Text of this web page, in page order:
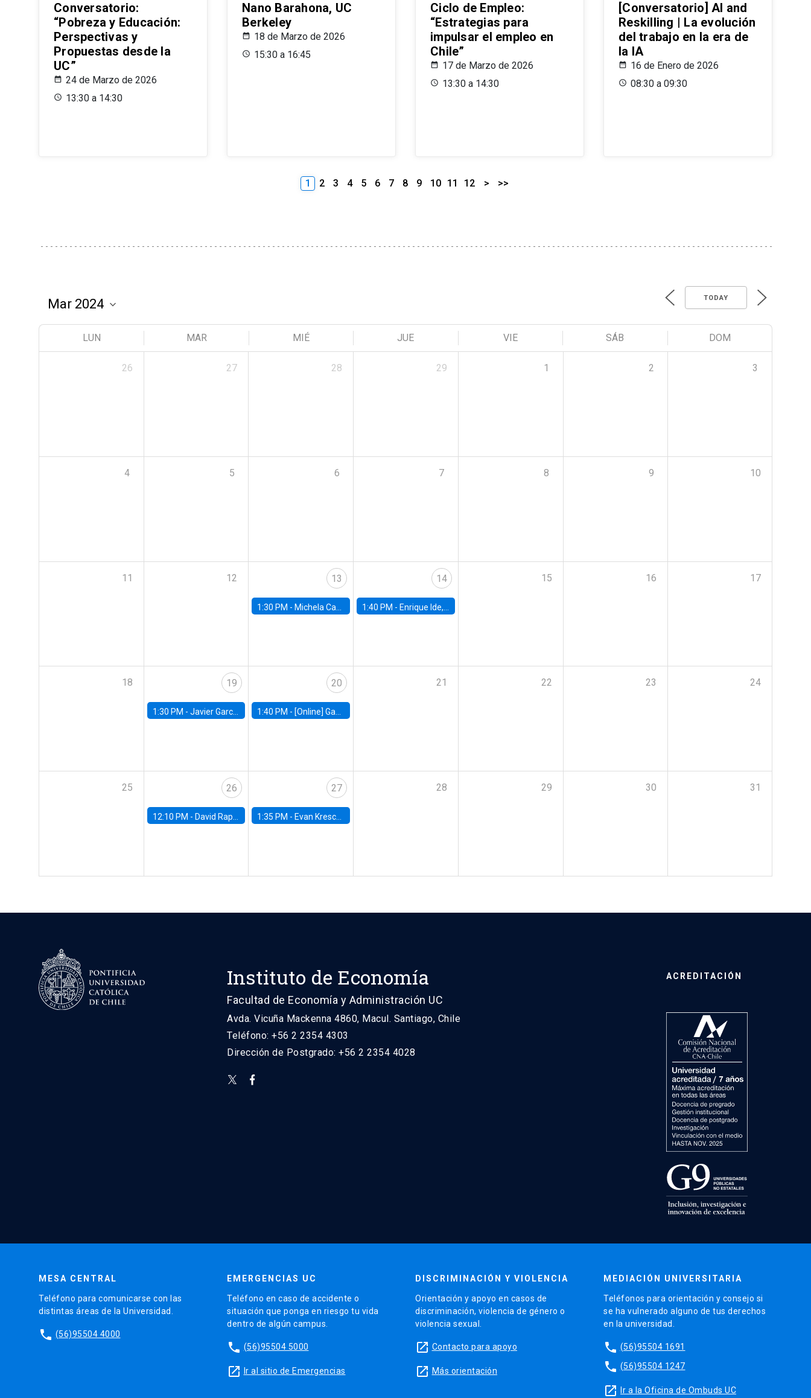
Conversatorio:
“Pobreza y Educación:
Perspectivas y
Propuestas desde la
UC”
24 de Marzo de 2026
13:30 a 14:30
Nano Barahona, UC
Berkeley
18 de Marzo de 2026
15:30 a 16:45
Ciclo de Empleo:
“Estrategias para
impulsar el empleo en
Chile”
17 de Marzo de 2026
13:30 a 14:30
[Conversatorio] AI and
Reskilling | La evolución
del trabajo en la era de
la IA
16 de Enero de 2026
08:30 a 09:30
1 2 3 4 5 6 7 8 9 10 11 12 > >>
TODAY
LUN MAR MIÉ JUE VIE SÁB DOM
26 27 28 29 1 2 3
4 5 6 7 8 9 10
11 12 13
1:30 PM - Michela Carlana, Harvard Kennedy School
14
1:40 PM - Enrique Ide, IESE
15 16 17
18 19
1:30 PM - Javier Garcia Cicco, Universidad de San Andres
20
1:40 PM - [Online] Gabriel Englander, World Bank
21 22 23 24
25 26
12:10 PM - David Rappoport, FED Board
27
1:35 PM - Evan Kresch, Oberlin College
28 29 30 31
Instituto de Economía
Facultad de Economía y Administración UC
Avda. Vicuña Mackenna 4860, Macul. Santiago, Chile
Teléfono: +56 2 2354 4303
Dirección de Postgrado: +56 2 2354 4028
ACREDITACIÓN
MESA CENTRAL
Teléfono para comunicarse con las
distintas áreas de la Universidad.
phone (56)95504 4000
EMERGENCIAS UC
Teléfono en caso de accidente o
situación que ponga en riesgo tu vida
dentro de algún campus.
phone (56)95504 5000
launch Ir al sitio de Emergencias
DISCRIMINACIÓN Y VIOLENCIA
Orientación y apoyo en casos de
discriminación, violencia de género o
violencia sexual.
launch Contacto para apoyo
launch Más orientación
MEDIACIÓN UNIVERSITARIA
Teléfonos para orientación y consejo si
se ha vulnerado alguno de tus derechos
en la universidad.
phone (56)95504 1691
phone (56)95504 1247
launch Ir a la Oficina de Ombuds UC